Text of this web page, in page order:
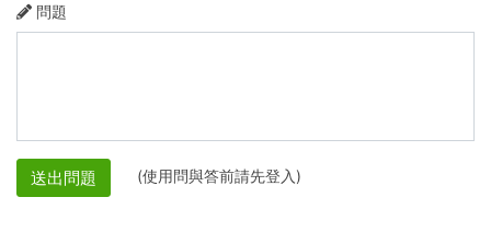
問題
送出問題 (使用問與答前請先登入)